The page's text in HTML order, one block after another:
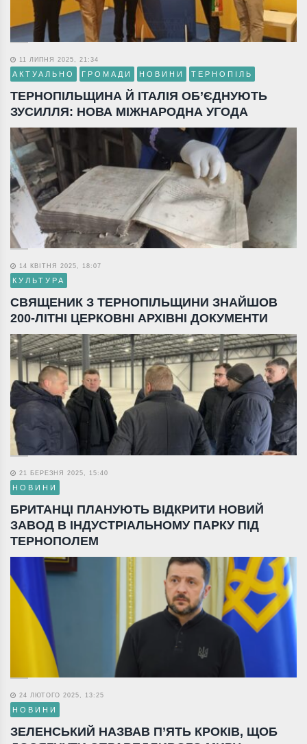
11 ЛИПНЯ 2025, 21:34
АКТУАЛЬНО ГРОМАДИ НОВИНИ ТЕРНОПІЛЬ
ТЕРНОПІЛЬЩИНА Й ІТАЛІЯ ОБ’ЄДНУЮТЬ
ЗУСИЛЛЯ: НОВА МІЖНАРОДНА УГОДА
14 КВІТНЯ 2025, 18:07
КУЛЬТУРА
СВЯЩЕНИК З ТЕРНОПІЛЬЩИНИ ЗНАЙШОВ
200-ЛІТНІ ЦЕРКОВНІ АРХІВНІ ДОКУМЕНТИ
21 БЕРЕЗНЯ 2025, 15:40
НОВИНИ
БРИТАНЦІ ПЛАНУЮТЬ ВІДКРИТИ НОВИЙ
ЗАВОД В ІНДУСТРІАЛЬНОМУ ПАРКУ ПІД
ТЕРНОПОЛЕМ
24 ЛЮТОГО 2025, 13:25
НОВИНИ
ЗЕЛЕНСЬКИЙ НАЗВАВ П’ЯТЬ КРОКІВ, ЩОБ